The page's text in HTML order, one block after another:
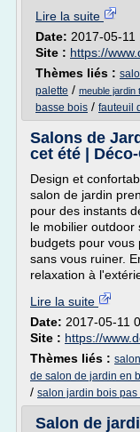
Lire la suite
Date: 2017-05-11
Site : https://
Thèmes liés :
palette / meuble jardin
basse bois / fauteuil
Salons de
cet été | Déco-
Design et
salon de jardin
pour des instants
le mobilier outdoor
budgets pour
sans vous ruiner.
relaxation à
Lire la suite
Date: 2017-05-11
Site : https://
Thèmes liés :
de salon de jardin en
/ salon jardin bois pas
Salon de